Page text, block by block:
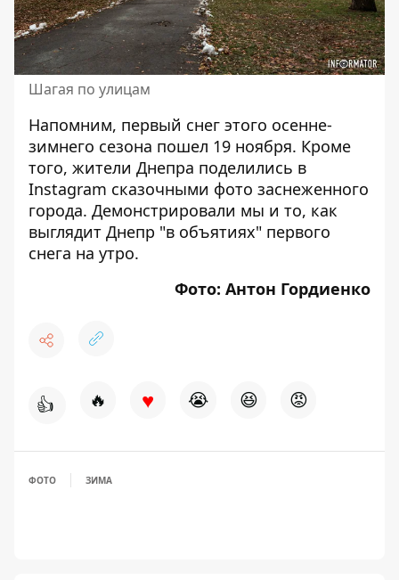
Шагая по улицам
Напомним, первый снег этого осенне-
зимнего сезона пошел 19 ноября. Кроме
того, жители Днепра поделились в
Instagram сказочными фото заснеженного
города. Демонстрировали мы и то, как
выглядит Днепр "в объятиях" первого
снега на утро.
Фото: Антон Гордиенко
👍 🔥 ♥ 😭 😆 😡
ФОТО ЗИМА